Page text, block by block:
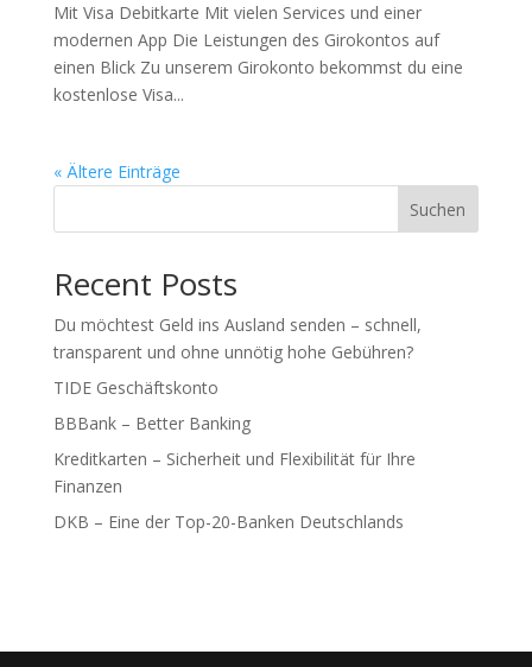
Mit Visa Debitkarte Mit vielen Services und einer
modernen App Die Leistungen des Girokontos auf
einen Blick Zu unserem Girokonto bekommst du eine
kostenlose Visa...
« Ältere Einträge
Suchen
Recent Posts
Du möchtest Geld ins Ausland senden – schnell,
transparent und ohne unnötig hohe Gebühren?
TIDE Geschäftskonto
BBBank – Better Banking
Kreditkarten – Sicherheit und Flexibilität für Ihre
Finanzen
DKB – Eine der Top-20-Banken Deutschlands